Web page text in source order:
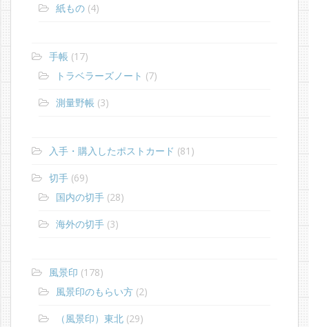
紙もの (4)
手帳 (17)
トラベラーズノート (7)
測量野帳 (3)
入手・購入したポストカード (81)
切手 (69)
国内の切手 (28)
海外の切手 (3)
風景印 (178)
風景印のもらい方 (2)
（風景印）東北 (29)